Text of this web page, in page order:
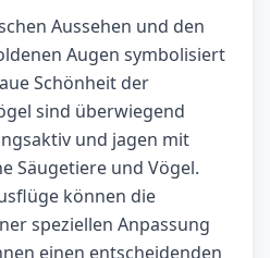
Aussehen und den
Augen symbolisiert
Schönheit der
sind überwiegend
und jagen mit
Säugetiere und Vögel.
können die
speziellen Anpassung
einen entscheidenden